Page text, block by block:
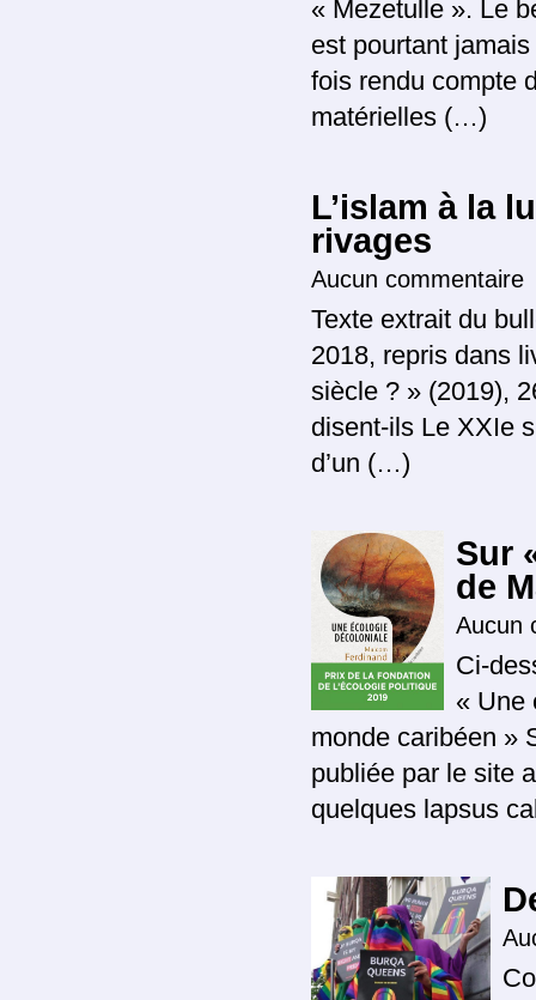
« Mezetulle ». Le
est pourtant
fois rendu compte
matérielles (…)
L’islam à la
rivages
Aucun commentaire
Texte extrait du
2018, repris dans
siècle ? » (2019),
disent-ils Le XXIe
d’un (…)
Sur
de
Aucun
Ci-
« Une
monde caribéen »
publiée par le site
quelques lapsus